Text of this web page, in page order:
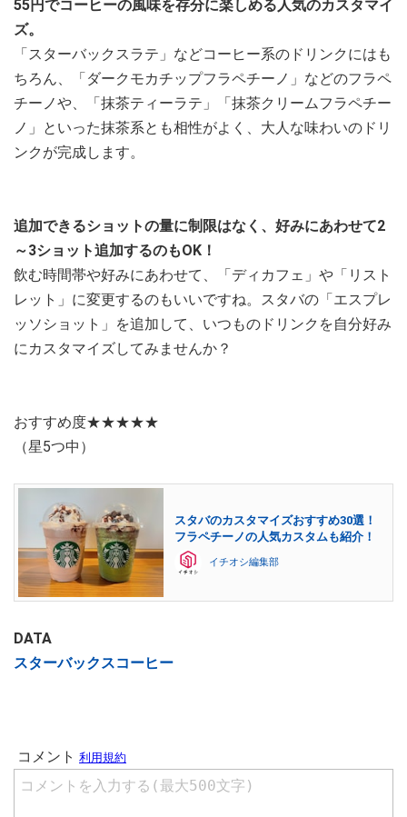
55円でコーヒーの風味を存分に楽しめる人気のカスタマイ
ズ。
「スターバックスラテ」などコーヒー系のドリンクにはも
ちろん、「ダークモカチップフラペチーノ」などのフラペ
チーノや、「抹茶ティーラテ」「抹茶クリームフラペチー
ノ」といった抹茶系とも相性がよく、大人な味わいのドリ
ンクが完成します。
追加できるショットの量に制限はなく、好みにあわせて2
～3ショット追加するのもOK！
飲む時間帯や好みにあわせて、「ディカフェ」や「リスト
レット」に変更するのもいいですね。スタバの「エスプレ
ッソショット」を追加して、いつものドリンクを自分好み
にカスタマイズしてみませんか？
おすすめ度★★★★★
（星5つ中）
スタバのカスタマイズおすすめ30選！
フラペチーノの人気カスタムも紹介！
イチオシ編集部
DATA
スターバックスコーヒー